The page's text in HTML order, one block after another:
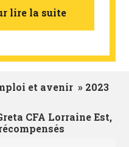
lire la suite
et avenir » 2023
CFA Lorraine Est,